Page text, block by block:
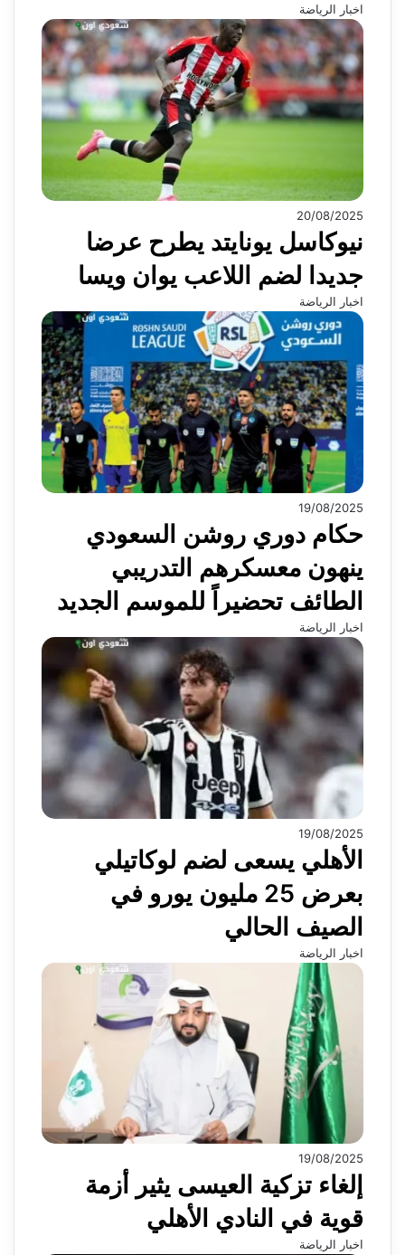
اخبار الرياضة
20/08/2025
نيوكاسل يونايتد يطرح عرضا
جديدا لضم اللاعب يوان ويسا
اخبار الرياضة
19/08/2025
حكام دوري روشن السعودي
ينهون معسكرهم التدريبي
الطائف تحضيراً للموسم الجديد
اخبار الرياضة
19/08/2025
الأهلي يسعى لضم لوكاتيلي
بعرض 25 مليون يورو في
الصيف الحالي
اخبار الرياضة
19/08/2025
إلغاء تزكية العيسى يثير أزمة
قوية في النادي الأهلي
اخبار الرياضة